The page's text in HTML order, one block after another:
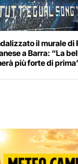
il murale di
a Barra: “La
più forte di